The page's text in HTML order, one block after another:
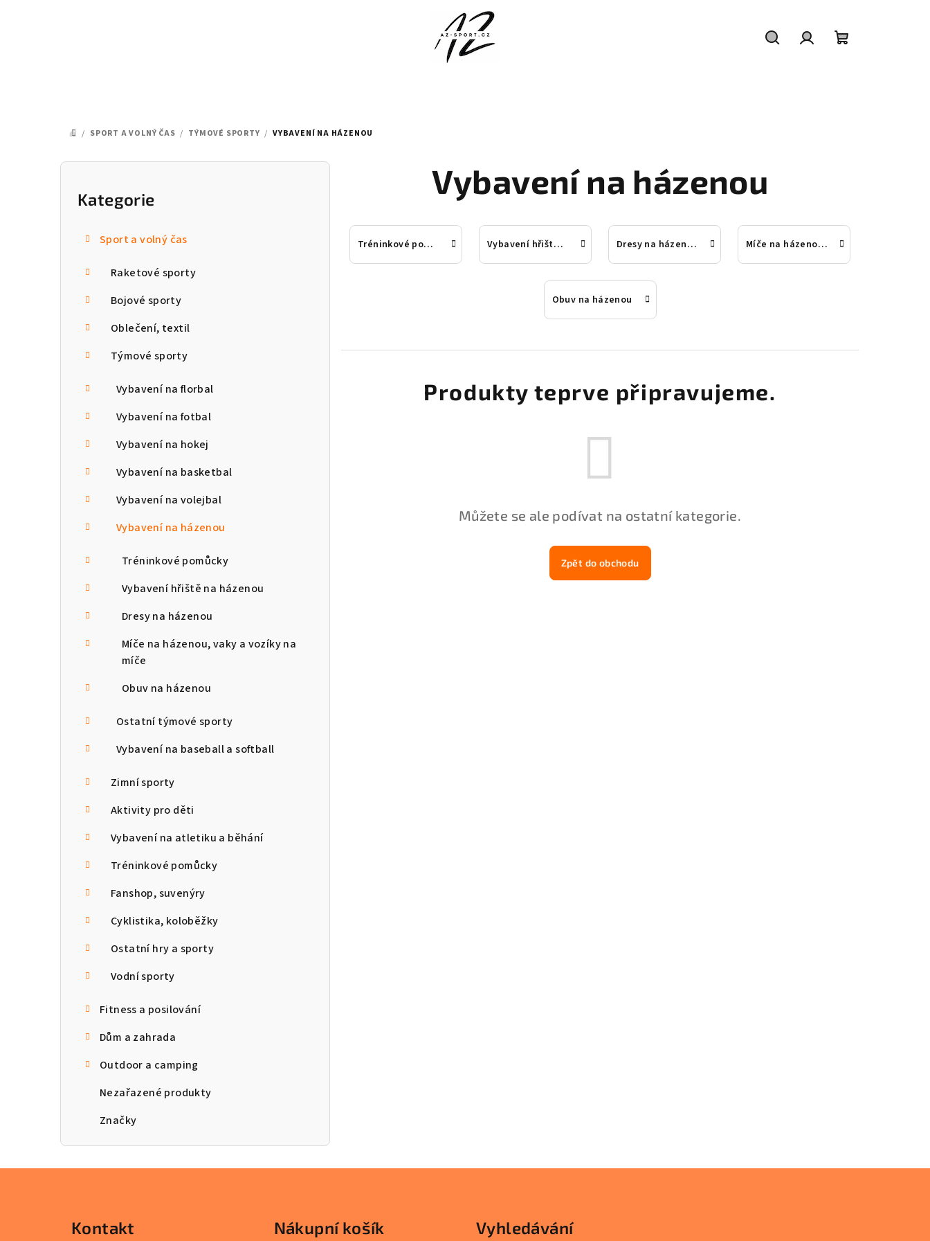
DOMŮ
/ SPORT A VOLNÝ ČAS / TÝMOVÉ SPORTY / VYBAVENÍ NA HÁZENOU
P
Přeskočit
kategorie
Kategorie
Sport a volný čas
Raketové sporty
Bojové sporty
Oblečení, textil
Týmové sporty
Vybavení na florbal
Vybavení na fotbal
Vybavení na hokej
Vybavení na basketbal
Vybavení na volejbal
Vybavení na házenou
Tréninkové pomůcky
Vybavení hřiště na házenou
Dresy na házenou
Míče na házenou, vaky a vozíky na
míče
Obuv na házenou
Ostatní týmové sporty
Vybavení na baseball a softball
Zimní sporty
Aktivity pro děti
Vybavení na atletiku a běhání
Tréninkové pomůcky
Fanshop, suvenýry
Cyklistika, koloběžky
Ostatní hry a sporty
Vodní sporty
Fitness a posilování
Dům a zahrada
Outdoor a camping
Nezařazené produkty
Značky
Vybavení na házenou
Tréninkové pomůcky Vybavení hřiště na házenou Dresy na házenou Míče na házenou, vaky a vozíky na míče
Obuv na házenou
Produkty teprve připravujeme.
Můžete se ale podívat na ostatní kategorie.
Zpět do obchodu
Kontakt Nákupní košík Vyhledávání